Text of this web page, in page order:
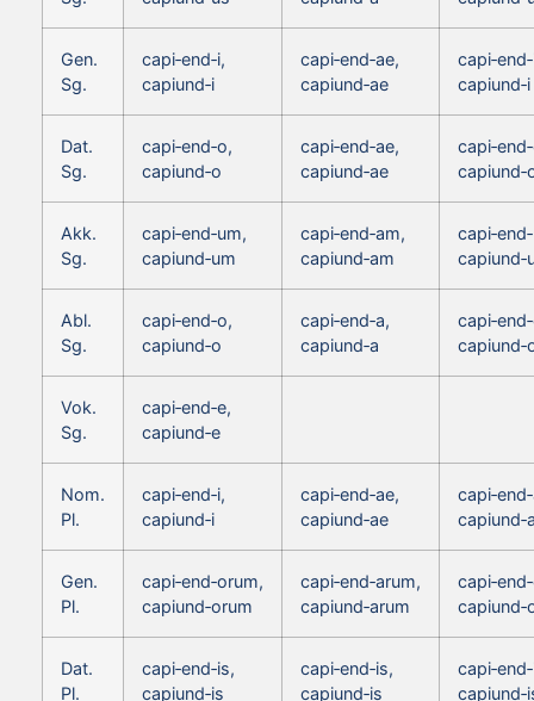
Gen.
Sg.
capi‑end‑i,
capiund‑i
capi‑end‑ae,
capiund‑ae
capiund‑i
Dat.
Sg.
capi‑end‑o,
capiund‑o
capi‑end‑ae,
capiund‑ae
Akk.
Sg.
capi‑end‑um,
capiund‑um
capi‑end‑am,
capiund‑am
Abl.
Sg.
capi‑end‑o,
capiund‑o
capi‑end‑a,
capiund‑a
Vok.
Sg.
capi‑end‑e,
capiund‑e
Nom.
Pl.
capi‑end‑i,
capiund‑i
capi‑end‑ae,
capiund‑ae
Gen.
Pl.
capi‑end‑orum,
capiund‑orum
capi‑end‑arum,
capiund‑arum
Dat.
Pl.
capi‑end‑is,
capiund‑is
capi‑end‑is,
capiund‑is